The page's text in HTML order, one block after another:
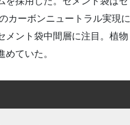
カーボンニュートラル実現に
メント袋中間層に注目。植物
ていた。